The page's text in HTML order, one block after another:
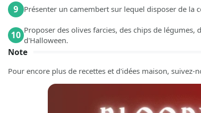
9 Présenter un camembert sur lequel disposer de la
10 Proposer des olives farcies, des chips de
d'Halloween.
Note
Pour encore plus de recettes et d'idées maison, suivez-